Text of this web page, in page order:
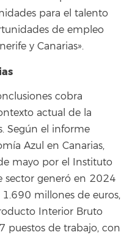
para el talento
de empleo
y Canarias».
cobra
actual de la
Según el informe
Azul en Canarias,
mayo por el Instituto
sector generó en 2024
millones de euros,
Interior Bruto
puestos de trabajo, con